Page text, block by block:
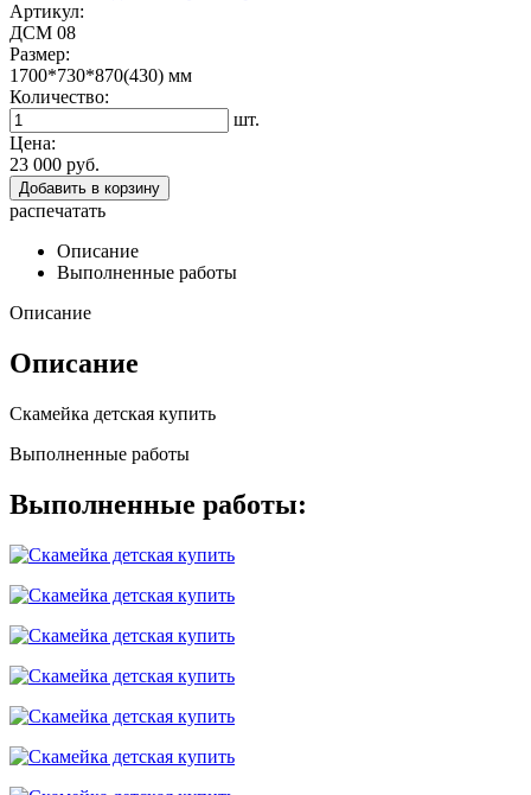
Артикул:
ДСМ 08
Размер:
1700*730*870(430) мм
Количество:
шт.
Цена:
23 000 руб.
Добавить в корзину
распечатать
Описание
Выполненные работы
Описание
Описание
Скамейка детская купить
Выполненные работы
Выполненные работы: